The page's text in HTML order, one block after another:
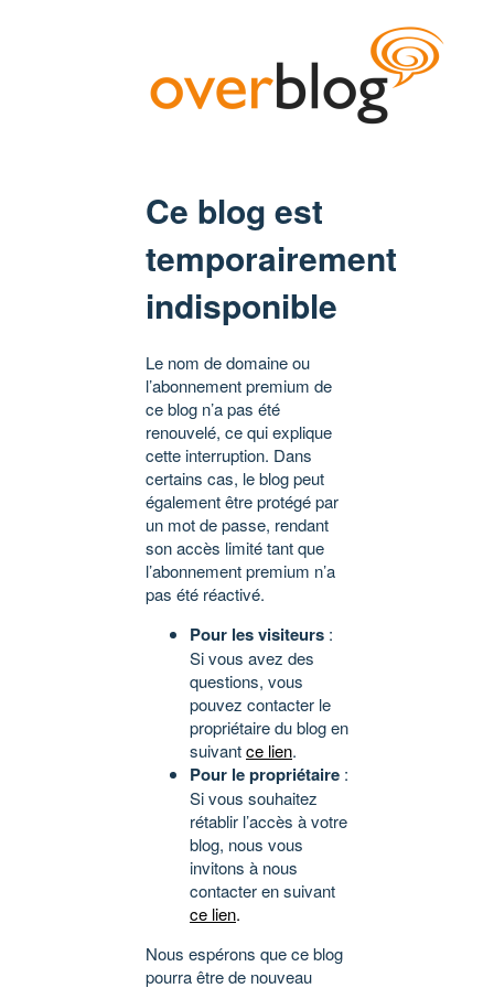
Ce blog est
temporairement
indisponible
Le nom de domaine ou
l’abonnement premium de
ce blog n’a pas été
renouvelé, ce qui explique
cette interruption. Dans
certains cas, le blog peut
également être protégé par
un mot de passe, rendant
son accès limité tant que
l’abonnement premium n’a
pas été réactivé.
Pour les visiteurs :
Si vous avez des
questions, vous
pouvez contacter le
propriétaire du blog en
suivantce lien.
Pour le propriétaire :
Si vous souhaitez
rétablir l’accès à votre
blog, nous vous
invitons à nous
contacter en suivant
ce lien.
Nous espérons que ce blog
pourra être de nouveau